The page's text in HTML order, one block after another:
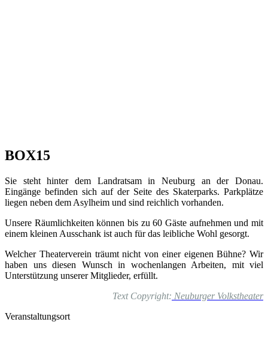
BOX15
Sie steht hinter dem Landratsam in Neuburg an der Donau.
Eingänge befinden sich auf der Seite des Skaterparks. Parkplätze
liegen neben dem Asylheim und sind reichlich vorhanden.
Unsere Räumlichkeiten können bis zu 60 Gäste aufnehmen und mit
einem kleinen Ausschank ist auch für das leibliche Wohl gesorgt.
Welcher Theaterverein träumt nicht von einer eigenen Bühne? Wir
haben uns diesen Wunsch in wochenlangen Arbeiten, mit viel
Unterstützung unserer Mitglieder, erfüllt.
Text Copyright: Neuburger Volkstheater
Veranstaltungsort